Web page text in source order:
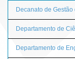
Decanato de
Departamento de
Departamento de